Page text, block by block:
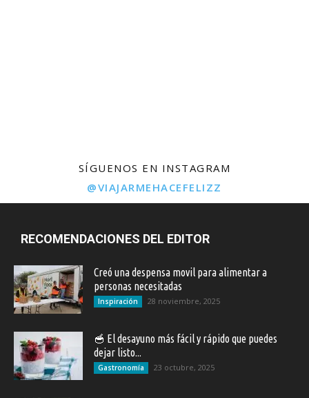
SÍGUENOS EN INSTAGRAM
@VIAJARMEHACEFELIZZ
RECOMENDACIONES DEL EDITOR
Creó una despensa movil para alimentar a
personas necesitadas
Inspiración 28 noviembre, 2025
🥣 El desayuno más fácil y rápido que puedes
dejar listo...
Gastronomía 23 octubre, 2025